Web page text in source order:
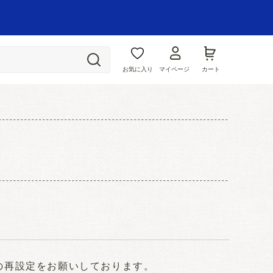
お気に入り マイページ カート
設定をお願いしております。